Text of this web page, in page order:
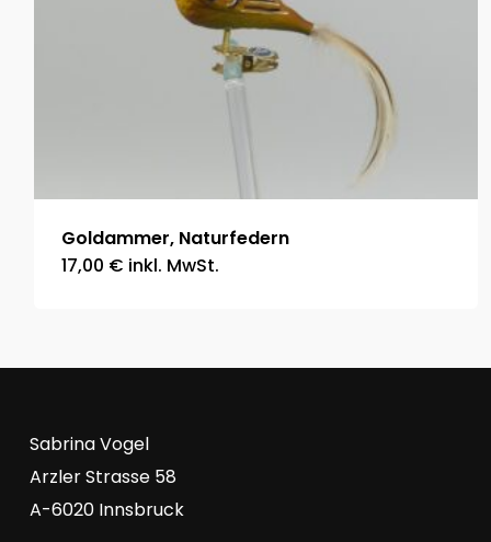
Goldammer, Naturfedern
17,00 € inkl. MwSt.
Sabrina Vogel
Arzler Strasse 58
A-6020 Innsbruck